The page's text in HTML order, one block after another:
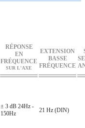
RÉPONSE
EN
FRÉQUENCE
SUR L'AXE
EXTENSION
BASSE
FRÉQUENCE
± 3 dB 24Hz -
150Hz
21 Hz (DIN)